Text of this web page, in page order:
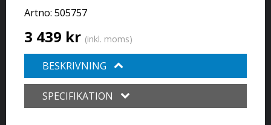
Artno: 505757
3 439 kr (inkl. moms)
BESKRIVNING
SPECIFIKATION